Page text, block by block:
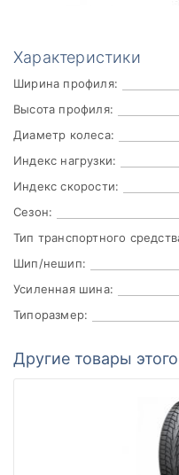
Характеристики
Ширина профиля:
Высота профиля:
Диаметр колеса:
Индекс нагрузки:
Индекс скорости:
Сезон:
Тип транспортного
Шип/нешип:
Усиленная шина:
Типоразмер:
Другие товары